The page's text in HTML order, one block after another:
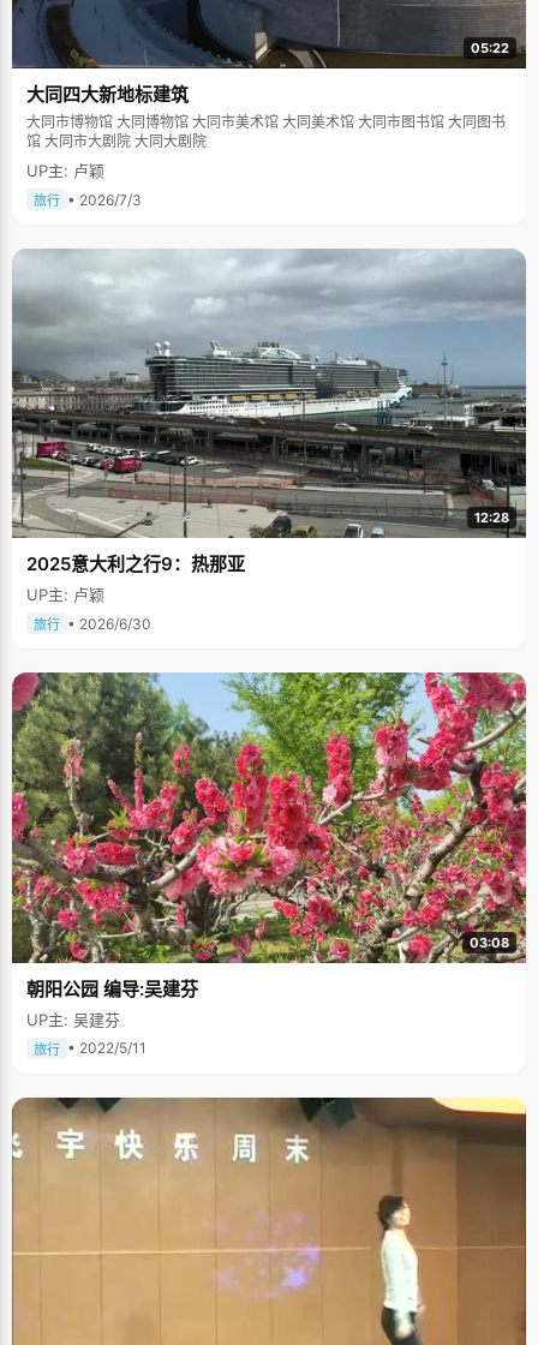
05:22
大同四大新地标建筑
大同市博物馆 大同博物馆 大同市美术馆 大同美术馆 大同市图书馆 大同图书
馆 大同市大剧院 大同大剧院
UP主: 卢颖
旅行 • 2026/7/3
12:28
2025意大利之行9：热那亚
UP主: 卢颖
旅行 • 2026/6/30
03:08
朝阳公园 编导:吴建芬
UP主: 吴建芬
旅行 • 2022/5/11